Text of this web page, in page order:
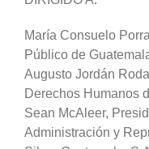
María Consuelo
Público de
Augusto Jordán
Derechos Humanos
Sean McAleer,
Administración y